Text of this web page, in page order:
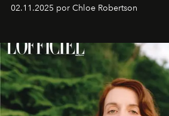
02.11.2025 por Chloe Robertson